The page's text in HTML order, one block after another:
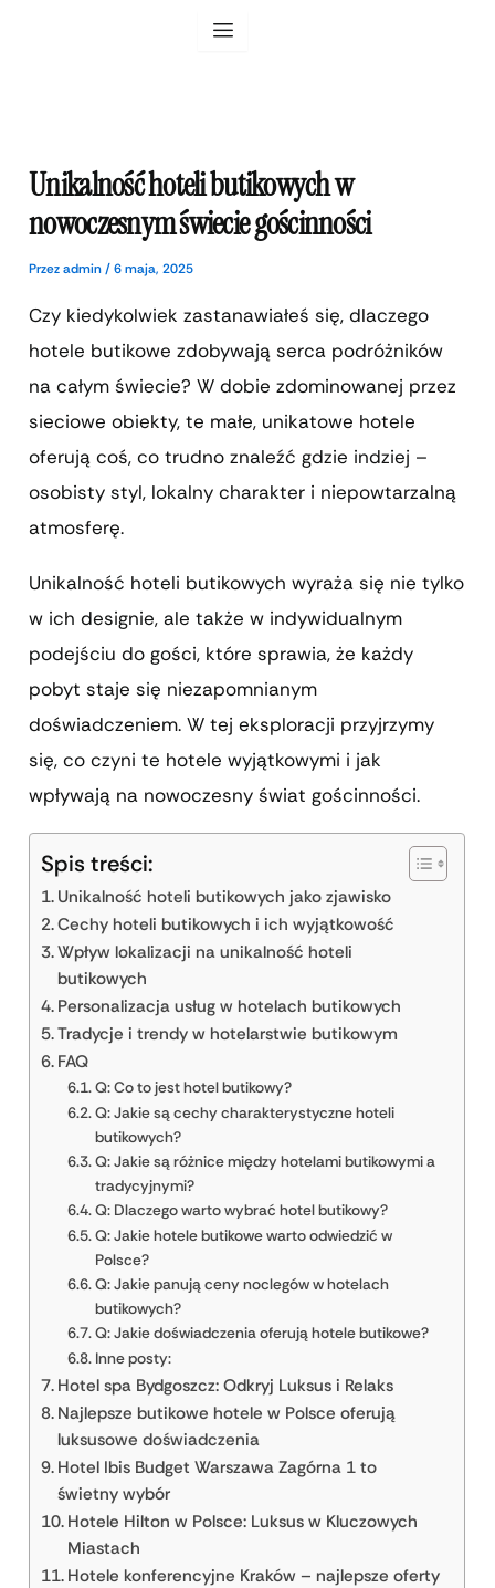
Unikalność hoteli butikowych w
nowoczesnym świecie gościnności
Przezadmin/6 maja, 2025
Czy kiedykolwiek zastanawiałeś się, dlaczego
hotele butikowe zdobywają serca podróżników
na całym świecie? W dobie zdominowanej przez
sieciowe obiekty, te małe, unikatowe hotele
oferują coś, co trudno znaleźć gdzie indziej –
osobisty styl, lokalny charakter i niepowtarzalną
atmosferę.
Unikalność hoteli butikowych wyraża się nie tylko
w ich designie, ale także w indywidualnym
podejściu do gości, które sprawia, że każdy
pobyt staje się niezapomnianym
doświadczeniem. W tej eksploracji przyjrzymy
się, co czyni te hotele wyjątkowymi i jak
wpływają na nowoczesny świat gościnności.
Spis treści:
Unikalność hoteli butikowych jako zjawisko
Cechy hoteli butikowych i ich wyjątkowość
Wpływ lokalizacji na unikalność hoteli
butikowych
Personalizacja usług w hotelach butikowych
Tradycje i trendy w hotelarstwie butikowym
FAQ
Q: Co to jest hotel butikowy?
Q: Jakie są cechy charakterystyczne hoteli
butikowych?
Q: Jakie są różnice między hotelami butikowymi a
tradycyjnymi?
Q: Dlaczego warto wybrać hotel butikowy?
Q: Jakie hotele butikowe warto odwiedzić w
Polsce?
Q: Jakie panują ceny noclegów w hotelach
butikowych?
Q: Jakie doświadczenia oferują hotele butikowe?
Inne posty:
Hotel spa Bydgoszcz: Odkryj Luksus i Relaks
Najlepsze butikowe hotele w Polsce oferują
luksusowe doświadczenia
Hotel Ibis Budget Warszawa Zagórna 1 to
świetny wybór
Hotele Hilton w Polsce: Luksus w Kluczowych
Miastach
Hotele konferencyjne Kraków – najlepsze oferty